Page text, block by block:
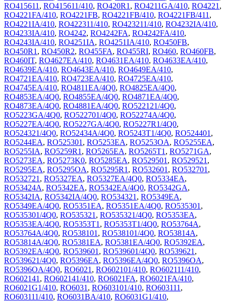
RO415611 , RO415611/410, RO420R1 , RO4211GA/410, RO4221 ,
RO4221FA/410, RO4221FB, RO4221FB/410, RO4221FB/411 ,
RO4221IA/410, RO422311/410, RO423211/410, RO4232IA/410,
RO4233IA/410, RO4242, RO4242FA, RO4242FA/410,
RO4243IA/410, RO4251IA, RO4251IA/410, RO450FB,
RO450R1 , RO450R2, RO455FA, RO455RI, RO460, RO460FB,
RO460IT, RO4627EA/410, RO4631EA/410, RO4633EA/410,
RO4639EA/410, RO4643EA/410, RO4649EA/410,
RO4721EA/410, RO4723EA/410, RO4725EA/410,
RO4745EA/410, RO4811EA/4Q0, RO4825EA/4Q0,
RO4853EA/4Q0, RO4855EA/4Q0, RO4871EA/4Q0,
RO4873EA/4Q0, RO4881EA/4Q0, RO522121/4Q0,
RO5223GA/4Q0, RO522701/4Q0, RO52274A/4Q0,
RO5227EA/4Q0, RO5227GA/4Q0, RO5227R1/4Q0,
RO524321/4Q0, RO52434A/4Q0, RO5243T1/4Q0, RO524401 ,
RO5244EA, RO525301 , RO5253EA, RO5253OA, RO5255EA,
RO5255IA, RO5259R1 , RO5265EA, RO5265T1 , RO5271GA,
RO5273EA, RO5273K0, RO5285EA, RO529501 , RO529521 ,
RO5295EA, RO5295OA, RO5295R1 , RO532601 , RO532701 ,
RO532721 , RO5327EA, RO5327EA/4Q0, RO5334EA,
RO53424A, RO5342EA, RO5342EA/4Q0, RO5342GA,
RO5342IA, RO5342IA/4Q0, RO534321 , RO5349EA,
RO5349EA/4Q0, RO5351EA, RO5351EA/4Q0, RO535301 ,
RO535301/4Q0, RO535321 , RO535321/4Q0, RO5353EA,
RO5353EA/4Q0, RO5353T1 , RO5353T1/4Q0, RO53764A,
RO53764A/4Q0, RO538101 , RO538101/4Q0, RO53814A,
RO53814A/4Q0, RO5381EA, RO5381EA/4Q0, RO5392EA,
RO5392EA/4Q0, RO539601 , RO539601/4Q0, RO539621 ,
RO539621/4Q0, RO5396EA, RO5396EA/4Q0, RO5396OA,
RO5396OA/4Q0, RO6021 , RO602101/410, RO602111/410,
RO602141 , RO602141/410, RO6021FA, RO6021FA/410,
RO6021G1/410, RO6031 , RO603101/410, RO603111 ,
RO603111/410, RO6031BA/410, RO6031G1/410,